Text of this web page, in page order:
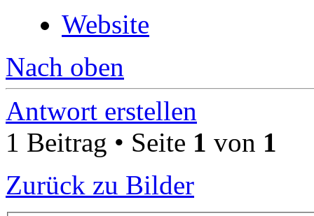
Website
Nach oben
Antwort erstellen
1 Beitrag • Seite 1 von 1
Zurück zu Bilder